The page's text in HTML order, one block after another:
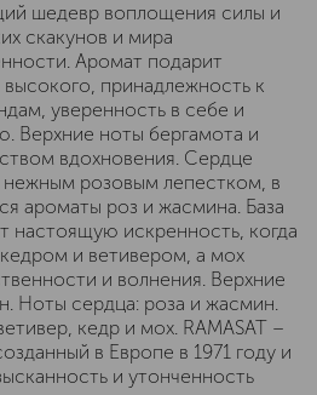
шедевр воплощения силы и
скакунов и мира
Аромат подарит
принадлежность к
уверенность в себе и
Верхние ноты бергамота и
вдохновения. Сердце
нежным розовым лепестком, в
ароматы роз и жасмина. База
настоящую искренность, когда
и ветивером, а мох
и волнения. Верхние
Ноты сердца: роза и жасмин.
кедр и мох. RAMASAT –
в Европе в 1971 году и
и утонченность